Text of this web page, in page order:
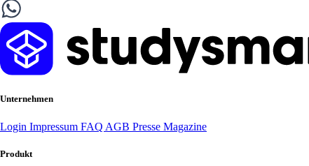
Unternehmen
Login Impressum FAQ AGB Presse Magazine
Produkt